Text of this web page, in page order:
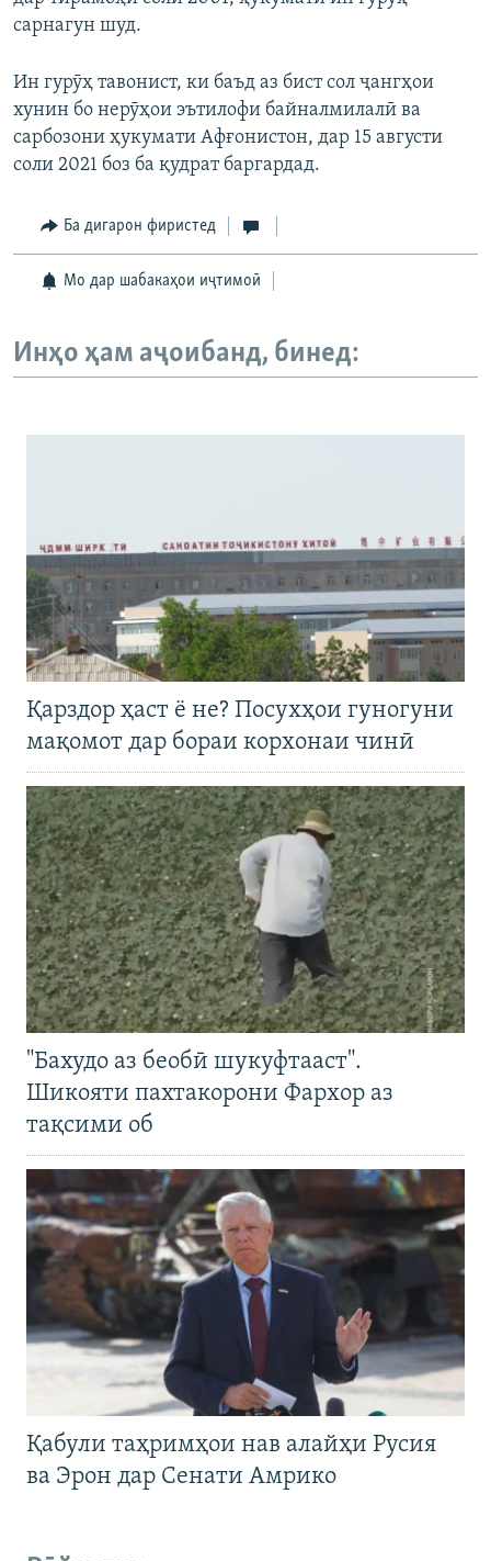
сарнагун шуд.
Ин гурӯҳ тавонист, ки баъд аз бист сол ҷангҳои
хунин бо нерӯҳои эътилофи байналмилалӣ ва
сарбозони ҳукумати Афғонистон, дар 15 августи
соли 2021 боз ба қудрат баргардад.
Ба дигарон фиристед
Мо дар шабакаҳои иҷтимоӣ
Инҳо ҳам аҷоибанд, бинед:
Қарздор ҳаст ё не? Посухҳои гуногуни
мақомот дар бораи корхонаи чинӣ
"Бахудо аз беобӣ шукуфтааст".
Шикояти пахтакорони Фархор аз
тақсими об
Қабули таҳримҳои нав алайҳи Русия
ва Эрон дар Сенати Амрико